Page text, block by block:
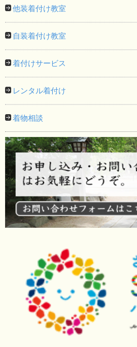
他装着付け教室
自装着付け教室
着付けサービス
レンタル着付け
着物相談